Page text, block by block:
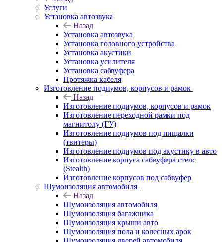
Услуги
Установка автозвука
Назад
Установка автозвука
Установка головного устройства
Установка акустики
Установка усилителя
Установка сабвуфера
Протяжка кабеля
Изготовление подиумов, корпусов и рамок
Назад
Изготовление подиумов, корпусов и рамок
Изготовление переходной рамки под
магнитолу (ГУ)
Изготовление подиумов под пищалки
(твитеры)
Изготовление подиумов под акустику в авто
Изготовление корпуса сабвуфера стелс
(Stealth)
Изготовление корпусов под сабвуфер
Шумоизоляция автомобиля
Назад
Шумоизоляция автомобиля
Шумоизоляция багажника
Шумоизоляция крыши авто
Шумоизоляция пола и колесных арок
Шумоизоляция дверей автомобиля